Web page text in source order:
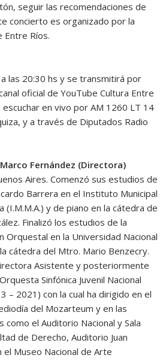
seguir las recomendaciones de
concierto es organizado por la
Entre Ríos.
las 20:30 hs y se transmitirá por
oficial de YouTube Cultura Entre
en vivo por AM 1260 LT 14
y a través de Diputados Radio
Fernández (Directora)
Aires. Comenzó sus estudios de
Barrera en el Instituto Municipal
(I.M.M.A.) y de piano en la cátedra de
Finalizó los estudios de la
Orquestal en la Universidad Nacional
cátedra del Mtro. Mario Benzecry.
Asistente y posteriormente
Sinfónica Juvenil Nacional
– 2021) con la cual ha dirigido en el
del Mozarteum y en las
como el Auditorio Nacional y Sala
de Derecho, Auditorio Juan
el Museo Nacional de Arte